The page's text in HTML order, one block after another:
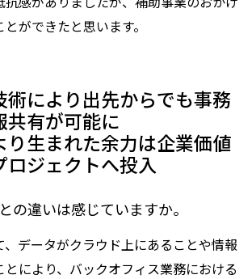
ができたと思います。
術により出先からでも事務
共有が可能に
り生まれた余力は企業価値
ロジェクトへ投入
の違いは感じていますか。
データがクラウド上にあることや情報
により、バックオフィス業務における